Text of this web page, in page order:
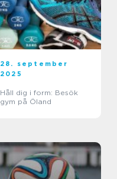
28. september
2025
Håll dig i form: Besök
gym på Öland